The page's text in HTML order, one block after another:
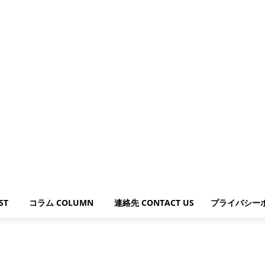
コラム COLUMN 連絡先 CONTACT US プライバシー